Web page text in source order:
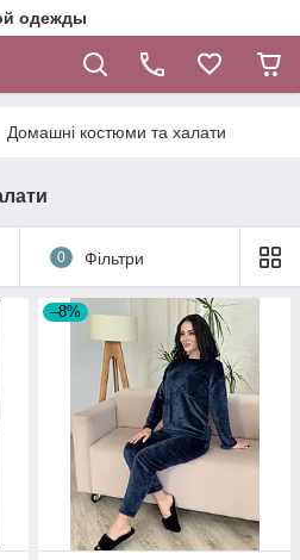
одежды
Домашні костюми та халати
0 Фільтри
–8%